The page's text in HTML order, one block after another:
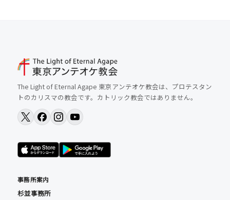
The Light of Eternal Agape 東京アンテオケ教会は、プロテスタン
トのカリスマの教会です。カトリック教会ではありません。
事務所案内
杉並事務所